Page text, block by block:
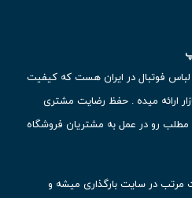
فوتبال در ایران هست که کیفیت
ارائه میده . حفظ رضایت مشتری
رو در عمل به مشتریان فروشگاه
مرتب در سایت بارگذاری میشه و